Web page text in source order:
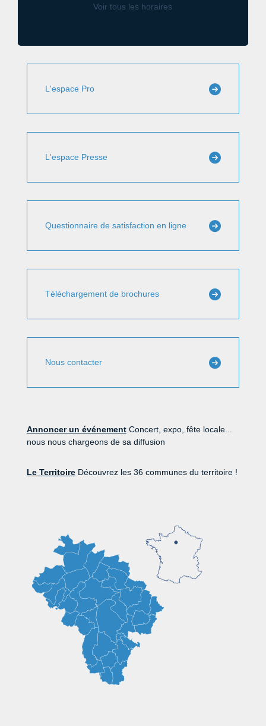
Voir tous les horaires
L'espace Pro
L'espace Presse
Questionnaire de satisfaction en ligne
Téléchargement de brochures
Nous contacter
Annoncer un événementConcert, expo, fête locale...
nous nous chargeons de sa diffusion
Le TerritoireDécouvrez les 36 communes du territoire !